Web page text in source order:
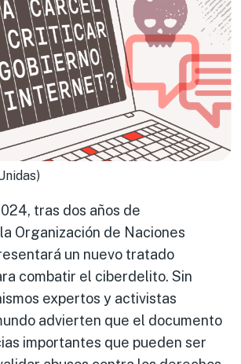
tras dos años de
Organización de Naciones
un nuevo tratado
combatir el ciberdelito. Sin
expertos y activistas
advierten que el documento
importantes que pueden ser